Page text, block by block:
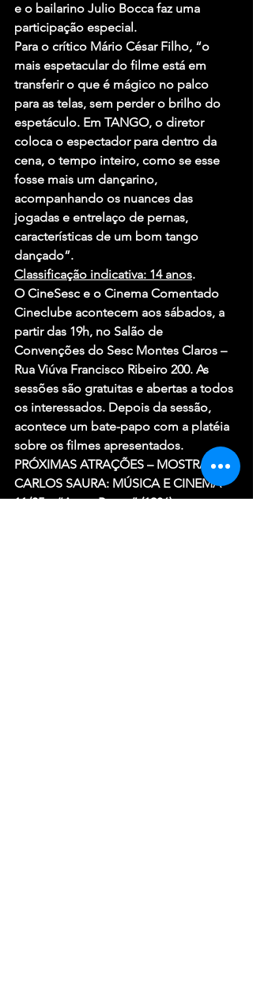
e o bailarino Julio Bocca faz uma
participação especial.
Para o crítico Mário César Filho, “o
mais espetacular do filme está em
transferir o que é mágico no palco
para as telas, sem perder o brilho do
espetáculo. Em TANGO, o diretor
coloca o espectador para dentro da
cena, o tempo inteiro, como se esse
fosse mais um dançarino,
acompanhando os nuances das
jogadas e entrelaço de pernas,
características de um bom tango
dançado”.
Classificação indicativa: 14 anos.
O CineSesc e o Cinema Comentado
Cineclube acontecem aos sábados, a
partir das 19h, no Salão de
Convenções do Sesc Montes Claros –
Rua Viúva Francisco Ribeiro 200. As
sessões são gratuitas e abertas a todos
os interessados. Depois da sessão,
acontece um bate-papo com a platéia
sobre os filmes apresentados.
PRÓXIMAS ATRAÇÕES – MOSTRA
CARLOS SAURA: MÚSICA E CINEMA
11/05 – “Amor Bruxo” (1986)